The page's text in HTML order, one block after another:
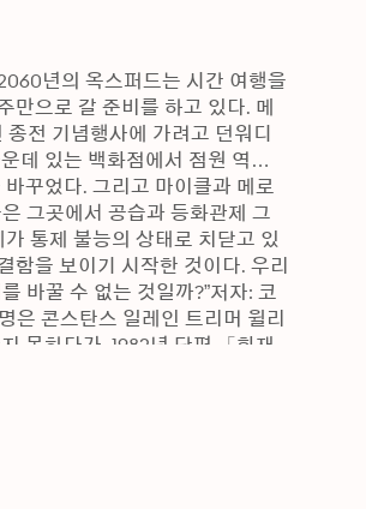
년의 옥스퍼드는 시간 여행을
만으로 갈 준비를 하고 있다. 메
전 기념행사에 가려고 던워디
데 있는 백화점에서 점원 역할
꾸었다. 그리고 마이클과 메로
그곳에서 공습과 등화관제 그
통제 불능의 상태로 치닫고 있
함을 보이기 시작한 것이다. 우리
바꿀 수 없는 것일까?”저자: 코
은 콘스탄스 일레인 트리머 윌리
못하다가, 1982년 단편 「화재
시원」을 표제로 한 단편집
화재감시원」은 이후 『둠즈데